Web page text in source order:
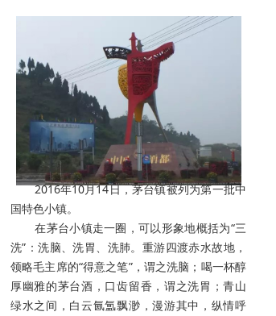
2016年10月14日，茅台镇被列为第一批中
国特色小镇。
在茅台小镇走一圈，可以形象地概括为“三
洗”：洗脑、洗胃、洗肺。重游四渡赤水故地，
领略毛主席的“得意之笔”，谓之洗脑；喝一杯醇
厚幽雅的茅台酒，口齿留香，谓之洗胃；青山
绿水之间，白云氤氲飘渺，漫游其中，纵情呼